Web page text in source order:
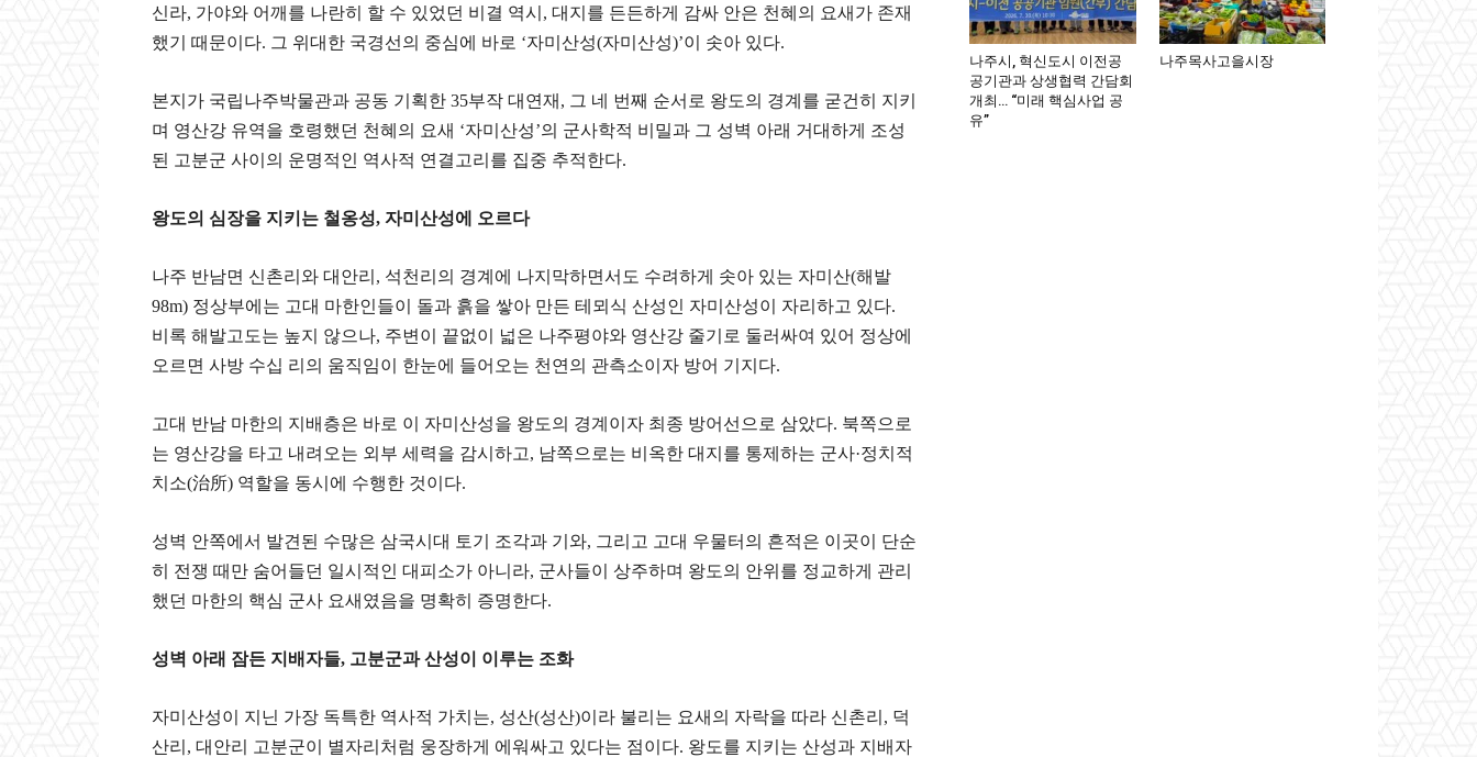
신라, 가야와 어깨를 나란히 할 수 있었던 비결 역시, 대지를 든든하게 감싸 안은 천혜의 요새가 존재
했기 때문이다. 그 위대한 국경선의 중심에 바로 ‘자미산성(자미산성)’이 솟아 있다.
​본지가 국립나주박물관과 공동 기획한 35부작 대연재, 그 네 번째 순서로 왕도의 경계를 굳건히 지키
며 영산강 유역을 호령했던 천혜의 요새 ‘자미산성’의 군사학적 비밀과 그 성벽 아래 거대하게 조성
된 고분군 사이의 운명적인 역사적 연결고리를 집중 추적한다.
​왕도의 심장을 지키는 철옹성, 자미산성에 오르다
​나주 반남면 신촌리와 대안리, 석천리의 경계에 나지막하면서도 수려하게 솟아 있는 자미산(해발
98m) 정상부에는 고대 마한인들이 돌과 흙을 쌓아 만든 테뫼식 산성인 자미산성이 자리하고 있다.
비록 해발고도는 높지 않으나, 주변이 끝없이 넓은 나주평야와 영산강 줄기로 둘러싸여 있어 정상에
오르면 사방 수십 리의 움직임이 한눈에 들어오는 천연의 관측소이자 방어 기지다.
​고대 반남 마한의 지배층은 바로 이 자미산성을 왕도의 경계이자 최종 방어선으로 삼았다. 북쪽으로
는 영산강을 타고 내려오는 외부 세력을 감시하고, 남쪽으로는 비옥한 대지를 통제하는 군사·정치적
치소(治所) 역할을 동시에 수행한 것이다.
​성벽 안쪽에서 발견된 수많은 삼국시대 토기 조각과 기와, 그리고 고대 우물터의 흔적은 이곳이 단순
히 전쟁 때만 숨어들던 일시적인 대피소가 아니라, 군사들이 상주하며 왕도의 안위를 정교하게 관리
했던 마한의 핵심 군사 요새였음을 명확히 증명한다.
​성벽 아래 잠든 지배자들, 고분군과 산성이 이루는 조화
​자미산성이 지닌 가장 독특한 역사적 가치는, 성산(성산)이라 불리는 요새의 자락을 따라 신촌리, 덕
산리, 대안리 고분군이 별자리처럼 웅장하게 에워싸고 있다는 점이다. 왕도를 지키는 산성과 지배자
나주시, 혁신도시 이전공
공기관과 상생협력 간담회
개최… “미래 핵심사업 공
유”
나주목사고을시장